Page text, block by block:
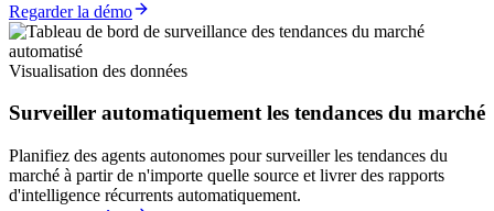
Regarder la démo
Visualisation des données
Surveiller automatiquement les tendances du marché
Planifiez des agents autonomes pour surveiller les tendances du
marché à partir de n'importe quelle source et livrer des rapports
d'intelligence récurrents automatiquement.